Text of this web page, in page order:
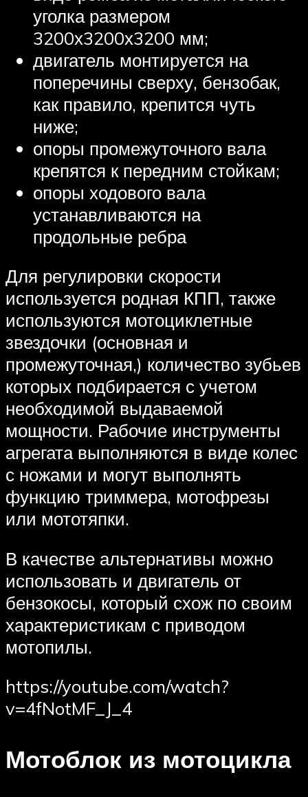
уголка размером
3200х3200х3200 мм;
двигатель монтируется на
поперечины сверху, бензобак,
как правило, крепится чуть
ниже;
опоры промежуточного вала
крепятся к передним стойкам;
опоры ходового вала
устанавливаются на
продольные ребра
Для регулировки скорости
используется родная КПП, также
используются мотоциклетные
звездочки (основная и
промежуточная,) количество зубьев
которых подбирается с учетом
необходимой выдаваемой
мощности. Рабочие инструменты
агрегата выполняются в виде колес
с ножами и могут выполнять
функцию триммера, мотофрезы
или мототяпки.
В качестве альтернативы можно
использовать и двигатель от
бензокосы, который схож по своим
характеристикам с приводом
мотопилы.
https://youtube.com/watch?
v=4fNotMF_J_4
Мотоблок из мотоцикла